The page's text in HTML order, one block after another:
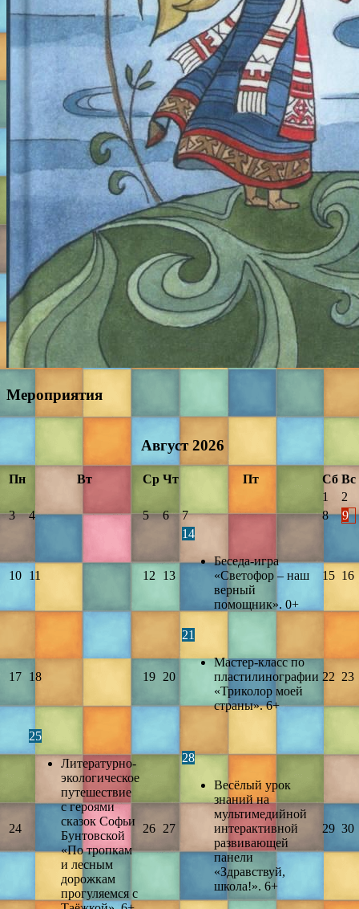
Мероприятия
Август 2026
Пн Вт Ср Чт Пт Сб Вс
1
2
3
4 5 6 7 8 9
10 11 12 13
14
Беседа-игра
«Светофор – наш
верный
помощник». 0+
15 16
17 18 19 20
21
Мастер-класс по
пластилинографии
«Триколор моей
страны». 6+
22 23
24
25
Литературно-
экологическое
путешествие
с героями
сказок Софьи
Бунтовской
«По тропкам
и лесным
дорожкам
прогуляемся с
26 27
28
Весёлый урок
знаний на
мультимедийной
интерактивной
развивающей
панели
«Здравствуй,
школа!». 6+
29 30